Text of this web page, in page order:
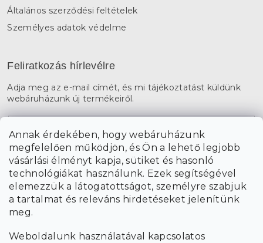
Annak érdekében, hogy webáruházunk
megfelelően működjön, és Ön a lehető legjobb
vásárlási élményt kapja, sütiket és hasonló
technológiákat használunk. Ezek segítségével
elemezzük a látogatottságot, személyre szabjuk
a tartalmat és releváns hirdetéseket jelenítünk
meg.
Weboldalunk használatával kapcsolatos
Általános szerződési feltételek
Személyes adatok védelme
Feliratkozás hírlevélre
Adja meg az e-mail címét, és mi tájékoztatást küldünk
webáruházunk új termékeiről.
A hírlevelekre való feliratkozással egyetérteka személyes
adatok feldolgozásával.
FELIRATKOZÁS